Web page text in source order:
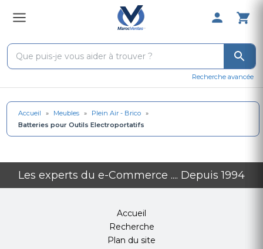
0 Produit
Recherche avancée
Accueil » Meubles » Plein Air - Brico »
Batteries pour Outils Electroportatifs
Les experts du e-Commerce .... Depuis 1994
Accueil
Recherche
Plan du site